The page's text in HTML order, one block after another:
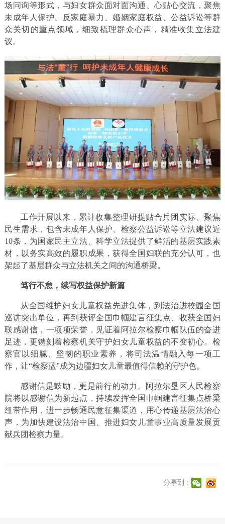
场问询等形式，与妇女群众面对面沟通、心贴心交流，聚焦
未成年人保护、反家庭暴力、婚姻家庭权益、公益诉讼等群
众关切的重点领域，细致梳理群众心声，精准收集立法建
议。
工作开展以来，累计收集整理研提贴合兵团实际、聚焦
民生需求，包含未成年人保护、检察公益诉讼等立法建议近
10条，为国家民主立法、科学立法提供了鲜活的基层实践素
材，以务实高效的履职成果，获得全国妇联的充分认可，也
架起了基层群众与立法机关之间的沟通桥梁。
笃行不怠，续写权益保护新篇
从全国维护妇女儿童权益先进集体，到法治进校园全国
巡讲突出单位，再到获评全国巾帼建言征集点、收获全国妇
联感谢信，一项项荣誉，见证着阿拉尔检察巾帼队伍的奋进
足迹，更镌刻着检察机关守护妇女儿童权益的不变初心。检
察官以细腻、坚韧的职业素养，将司法温情融入每一项工
作，让“检察蓝”成为边疆妇女儿童最值得信赖的守护色。
感谢信是鼓励，更是前行的动力。阿拉尔垦区人民检察
院将以感谢信为新起点，持续发挥全国巾帼建言征集点桥梁
纽带作用，进一步畅通民意征集渠道，用心传递基层法治心
声，为加快建设法治中国、推进妇女儿童事业高质量发展贡
献兵团检察力量。
分享到：